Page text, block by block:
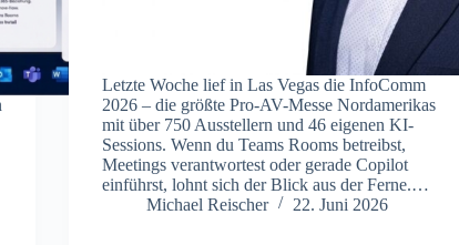
Letzte Woche lief in Las Vegas die InfoComm
2026 – die größte Pro-AV-Messe Nordamerikas
mit über 750 Ausstellern und 46 eigenen KI-
Sessions. Wenn du Teams Rooms betreibst,
Meetings verantwortest oder gerade Copilot
einführst, lohnt sich der Blick aus der Ferne.…
Michael Reischer
22. Juni 2026